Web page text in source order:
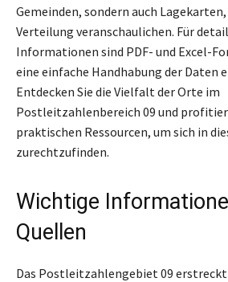
Gemeinden, sondern auch
Verteilung veranschaulichen. Für
Informationen sind PDF- und Excel-
eine einfache Handhabung der Daten
Entdecken Sie die Vielfalt der Orte im
Postleitzahlenbereich 09 und
praktischen Ressourcen, um sich in
zurechtzufinden.
Wichtige
Quellen
Das Postleitzahlengebiet 09 erstreckt